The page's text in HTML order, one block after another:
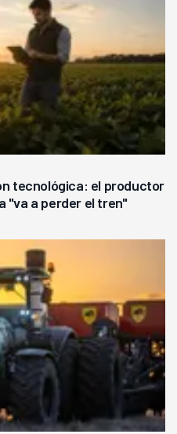
tecnológica: el productor
"va a perder el tren"